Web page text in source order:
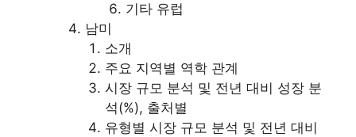
기타 유럽
남미
소개
주요 지역별 역학 관계
시장 규모 분석 및 전년 대비 성장 분
석(%), 출처별
유형별 시장 규모 분석 및 전년 대비